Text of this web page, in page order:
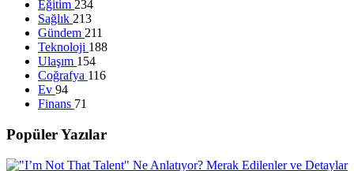
Eğitim 234
Sağlık 213
Gündem 211
Teknoloji 188
Ulaşım 154
Coğrafya 116
Ev 94
Finans 71
Popüler Yazılar